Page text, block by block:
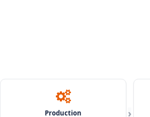
Production ›